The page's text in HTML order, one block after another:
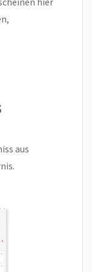
aus